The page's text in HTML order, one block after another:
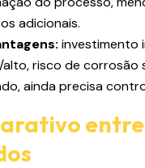
adicionais.
investimento
risco de corrosão
ainda precisa
entre